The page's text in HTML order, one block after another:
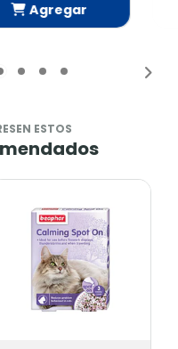
Agregar
ESTOS